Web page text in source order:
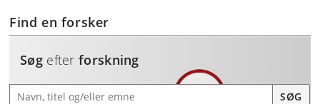
Find en forsker
Søg efter forskning
Søg efter forskning SØG